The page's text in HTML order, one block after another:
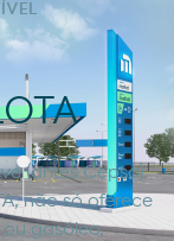
(antes Cepsa)
não só oferece
gasóleo,